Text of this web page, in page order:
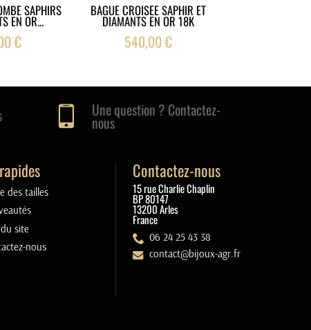
SAPHIRS
EN OR...
€
BAGUE CROISÉE SAPHIR ET
DIAMANTS EN OR 18K
540,00 €
Une question ? Contactez-
nous
des tailles
site
nous
Contactez-nous
15 rue Charlie Chaplin
BP 80147
13200 Arles
France
06 24 25 43 38
contact@bijoux-agr.fr